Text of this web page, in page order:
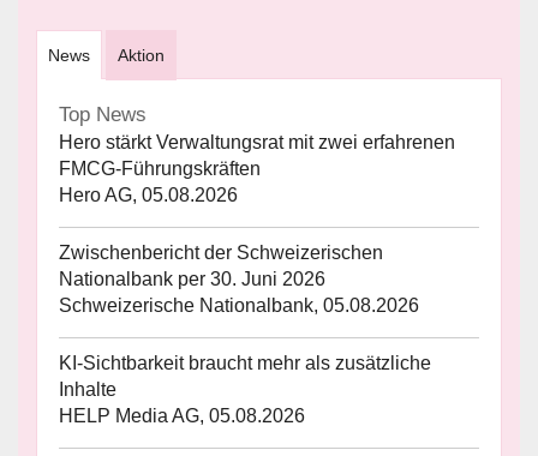
News Aktion
Top News
Hero stärkt Verwaltungsrat mit zwei erfahrenen
FMCG-Führungskräften
Hero AG, 05.08.2026
Zwischenbericht der Schweizerischen
Nationalbank per 30. Juni 2026
Schweizerische Nationalbank, 05.08.2026
KI-Sichtbarkeit braucht mehr als zusätzliche
Inhalte
HELP Media AG, 05.08.2026